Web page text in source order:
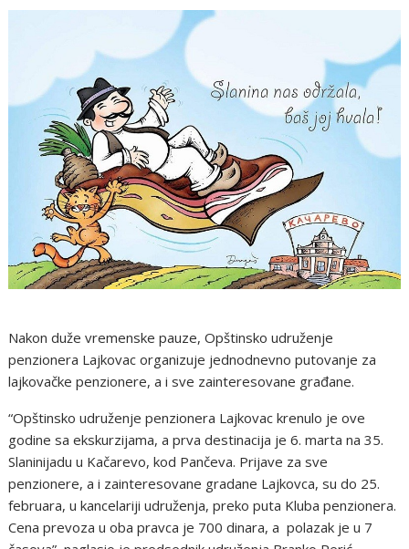
Nakon duže vremenske pauze, Opštinsko udruženje
penzionera Lajkovac organizuje jednodnevno putovanje za
lajkovačke penzionere, a i sve zainteresovane građane.
“Opštinsko udruženje penzionera Lajkovac krenulo je ove
godine sa ekskurzijama, a prva destinacija je 6. marta na 35.
Slaninijadu u Kačarevo, kod Pančeva. Prijave za sve
penzionere, a i zainteresovane gradane Lajkovca, su do 25.
februara, u kancelariji udruženja, preko puta Kluba penzionera.
Cena prevoza u oba pravca je 700 dinara, a polazak je u 7